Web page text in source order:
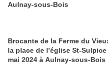
Aulnay-sous-Bois
Brocante de la Ferme du
la place de l’église St-Sulpice
mai 2024 à Aulnay-sous-Bois